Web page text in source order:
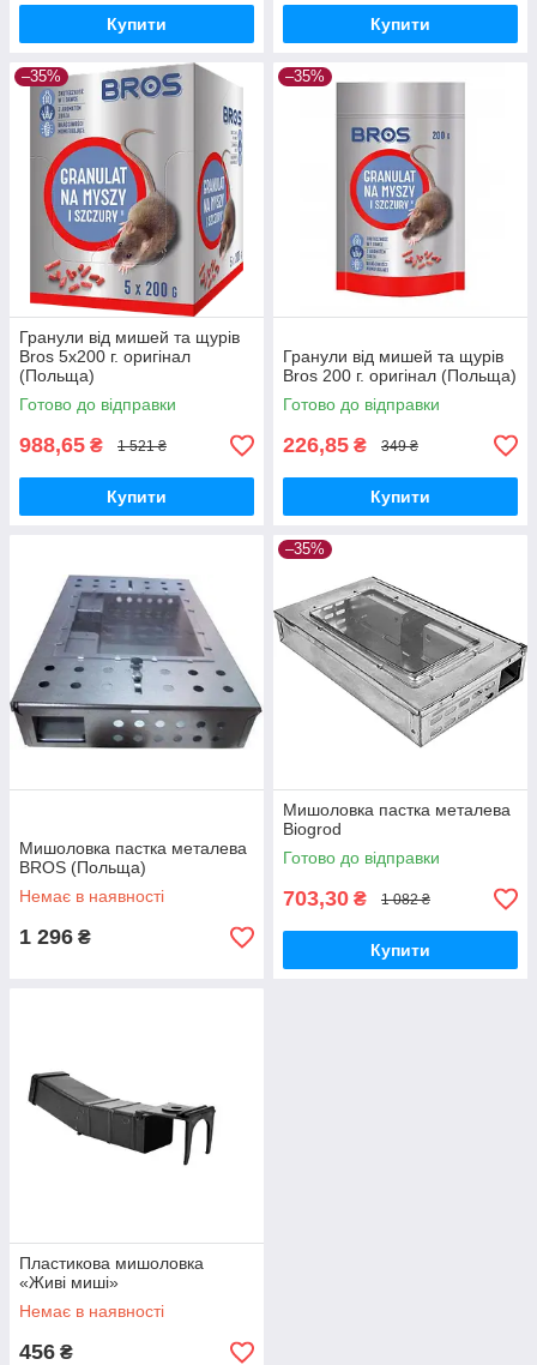
Купити Купити
–35%
Гранули від мишей та щурів
Bros 5х200 г. оригінал
(Польща)
Готово до відправки
988,65 ₴ 1 521 ₴
Купити
–35%
Гранули від мишей та щурів
Bros 200 г. оригінал (Польща)
Готово до відправки
226,85 ₴ 349 ₴
Купити
Мишоловка пастка металева
BROS (Польща)
Немає в наявності
1 296 ₴
–35%
Мишоловка пастка металева
Biogrod
Готово до відправки
703,30 ₴ 1 082 ₴
Купити
Пластикова мишоловка
«Живі миші»
Немає в наявності
456 ₴